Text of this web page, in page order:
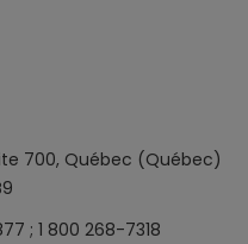
700, Québec (Québec)
1 800 268-7318